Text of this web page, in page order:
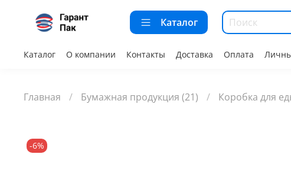
Каталог
Каталог О компании Контакты Доставка Оплата
Главная Бумажная продукция (21) Коробка для
-6%